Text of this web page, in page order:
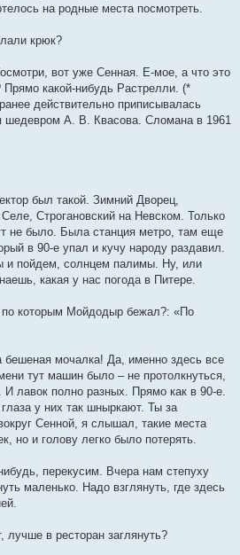
на родные места посмотреть.
крюк?
вот уже Сенная. Е-мое, а что это
Прямо какой-нибудь Растрелли. (*
действительно приписывалась
шедевром А. В. Квасова. Сломана в 1961
был такой. Зимний Дворец,
Строгановский на Невском. Только
не было. Была станция метро, там еще
в 90-е упал и кучу народу раздавил.
и пойдем, солнцем палимы. Ну, или
какая у нас погода в Питере.
которым Мойдодыр бежал?: «По
мочалка! Да, именно здесь все
тут машин было – не протолкнуться,
лавок полно разных. Прямо как в 90-е.
у них так шныркают. Ты за
Сенной, я слышал, такие места
но и голову легко было потерять.
перекусим. Вчера нам степуху
маленько. Надо взглянуть, где здесь
в ресторан заглянуть?